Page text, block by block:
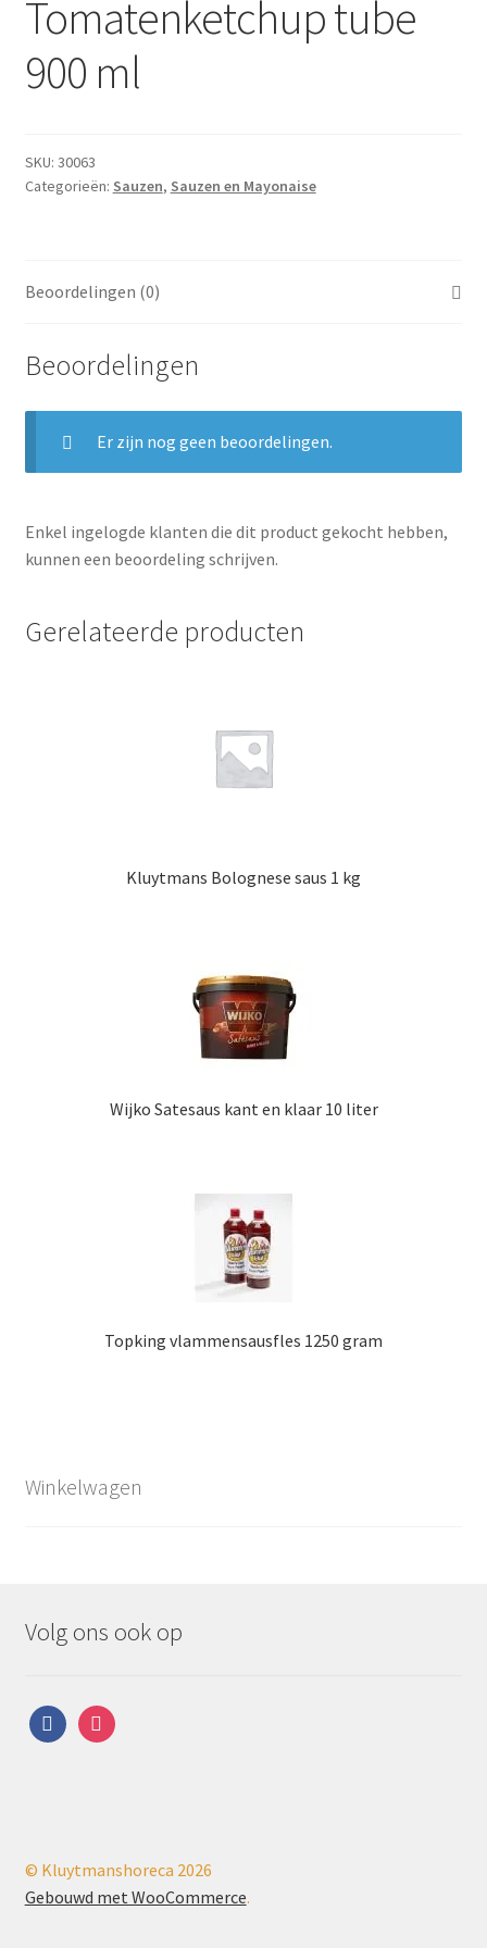
Dranken
Droge Kruidenierswaren
Koeling
Salades
Stoverijen
Maaltijden Diepvries
Tomatenketchup tube
900 ml
SKU: 30063
Categorieën: Sauzen, Sauzen en Mayonaise
Beoordelingen (0)
Beoordelingen
Er zijn nog geen beoordelingen.
Enkel ingelogde klanten die dit product gekocht hebben,
kunnen een beoordeling schrijven.
Gerelateerde producten
Kluytmans Bolognese saus 1 kg
Wijko Satesaus kant en klaar 10 liter
Topking vlammensausfles 1250 gram
Winkelwagen
Volg ons ook op
facebookinstagram
© Kluytmanshoreca 2026
Gebouwd met WooCommerce.